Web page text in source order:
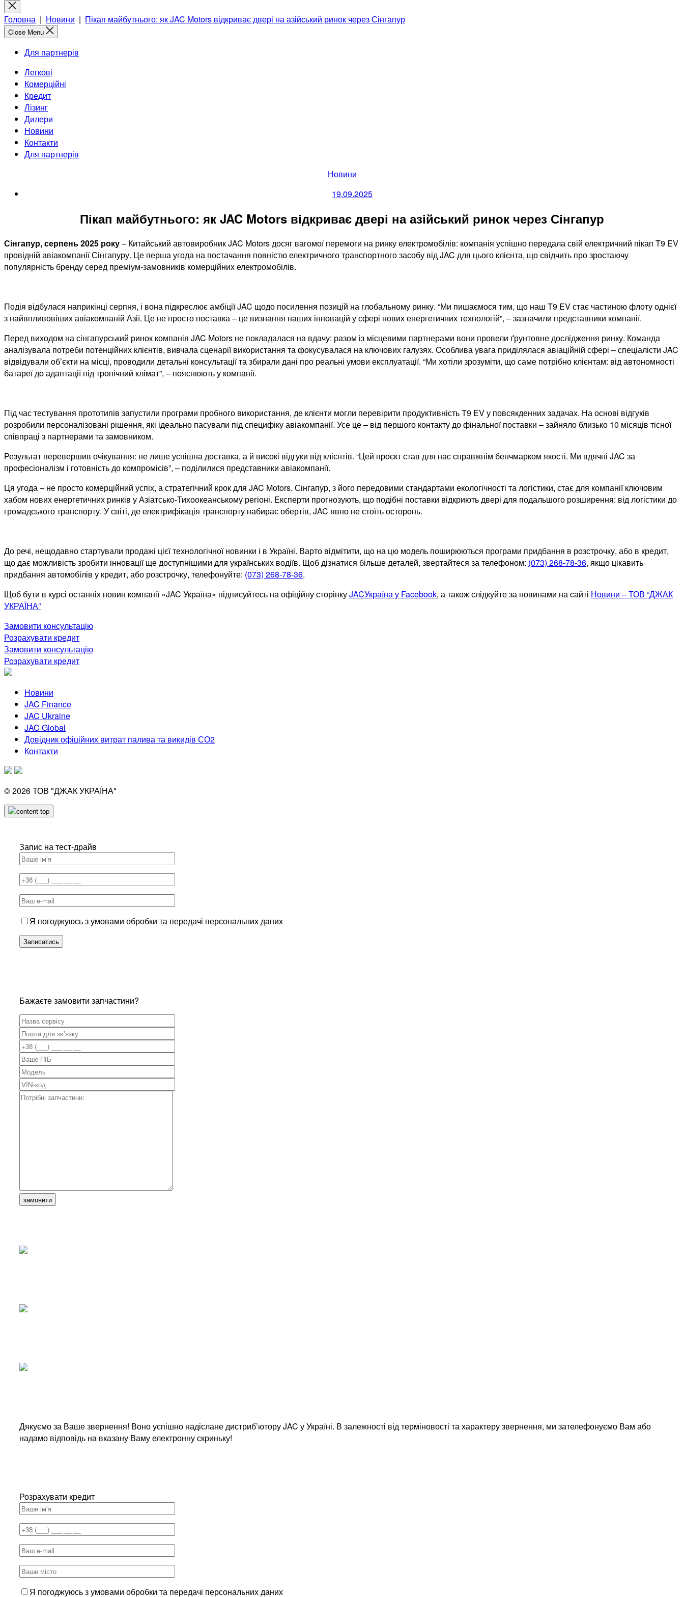
for:
Close
search
Головна | Новини | Пікап майбутнього: як JAC Motors відкриває двері на азійський ринок через Сінгапур
Close Menu
Для партнерів
Легкові
Комерційні
Кредит
Лізинг
Дилери
Новини
Контакти
Для партнерів
Categories
Новини
19.09.2025
Пікап майбутнього: як JAC Motors відкриває двері на азійський ринок через Сінгапур
Сінгапур, серпень 2025 року– Китайський автовиробник JAC Motors досяг вагомої перемоги на ринку електромобілів: компанія успішно передала свій електричний пікап T9 EV
провідній авіакомпанії Сінгапуру. Це перша угода на постачання повністю електричного транспортного засобу від JAC для цього клієнта, що свідчить про зростаючу
популярність бренду серед преміум-замовників комерційних електромобілів.
Подія відбулася наприкінці серпня, і вона підкреслює амбіції JAC щодо посилення позицій на глобальному ринку. “Ми пишаємося тим, що наш T9 EV стає частиною флоту однієї
з найвпливовіших авіакомпаній Азії. Це не просто поставка – це визнання наших інновацій у сфері нових енергетичних технологій”, – зазначили представники компанії.
Перед виходом на сінгапурський ринок компанія JAC Motors не покладалася на вдачу: разом із місцевими партнерами вони провели ґрунтовне дослідження ринку. Команда
аналізувала потреби потенційних клієнтів, вивчала сценарії використання та фокусувалася на ключових галузях. Особлива увага приділялася авіаційній сфері – спеціалісти JAC
відвідували об’єкти на місці, проводили детальні консультації та збирали дані про реальні умови експлуатації. “Ми хотіли зрозуміти, що саме потрібно клієнтам: від автономності
батареї до адаптації під тропічний клімат”, – пояснюють у компанії.
Під час тестування прототипів запустили програми пробного використання, де клієнти могли перевірити продуктивність T9 EV у повсякденних задачах. На основі відгуків
розробили персоналізовані рішення, які ідеально пасували під специфіку авіакомпанії. Усе це – від першого контакту до фінальної поставки – зайняло близько 10 місяців тісної
співпраці з партнерами та замовником.
Результат перевершив очікування: не лише успішна доставка, а й високі відгуки від клієнтів. “Цей проєкт став для нас справжнім бенчмарком якості. Ми вдячні JAC за
професіоналізм і готовність до компромісів”, – поділилися представники авіакомпанії.
Ця угода – не просто комерційний успіх, а стратегічний крок для JAC Motors. Сінгапур, з його передовими стандартами екологічності та логістики, стає для компанії ключовим
хабом нових енергетичних ринків у Азіатсько-Тихоокеанському регіоні. Експерти прогнозують, що подібні поставки відкриють двері для подальшого розширення: від логістики до
громадського транспорту. У світі, де електрифікація транспорту набирає обертів, JAC явно не стоїть осторонь.
До речі, нещодавно стартували продажі цієї технологічної новинки і в Україні. Варто відмітити, що на цю модель поширюються програми придбання в розстрочку, або в кредит,
що дає можливість зробити інновації ще доступнішими для українських водіїв. Щоб дізнатися більше деталей, звертайтеся за телефоном: (073) 268-78-36, якщо цікавить
придбання автомобілів у кредит, або розстрочку, телефонуйте: (073) 268-78-36.
Щоб бути в курсі останніх новин компанії «JAC Україна» підписуйтесь на офіційну сторінкуJACУкраїна у Facebook, а також слідкуйте за новинами на сайті Новини – ТОВ “ДЖАК
УКРАЇНА”
Замовити консультацію
Розрахувати кредит
Замовити консультацію
Розрахувати кредит
Новини
JAC Finance
JAC Ukraine
JAC Global
Довідник офіційних витрат палива та викидів СО2
Контакти
© 2026ТОВ "ДЖАК УКРАЇНА"
Запис на тест-драйв
Я погоджуюсь з умовами обробки та передачі персональних даних
Бажаєте замовити запчастини?
Дякуємо за Ваше звернення! Воно успішно надіслане дистриб’ютору JAC у Україні. В залежності від терміновості та характеру звернення, ми зателефонуємо Вам або
надамо відповідь на вказану Ваму електронну скриньку!
Розрахувати кредит
Я погоджуюсь з умовами обробки та передачі персональних даних